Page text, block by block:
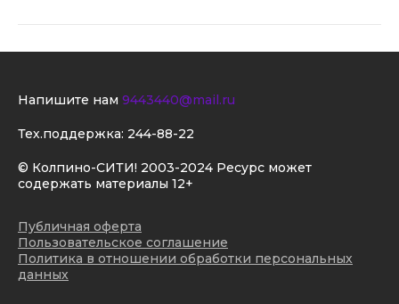
© Колпино-СИТИ! 2003-2024 Ресурс может
содержать материалы 12+
Публичная оферта
Пользовательское соглашение
Политика в отношении обработки персональных
данных
Напишите нам 9443440@mail.ru
Тех.поддержка: 244-88-22